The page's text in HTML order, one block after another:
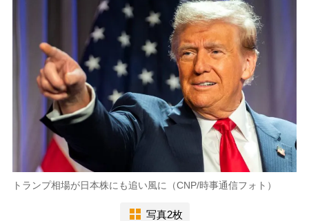
トランプ相場が日本株にも追い風に（CNP/時事通信フォト）
写真2枚